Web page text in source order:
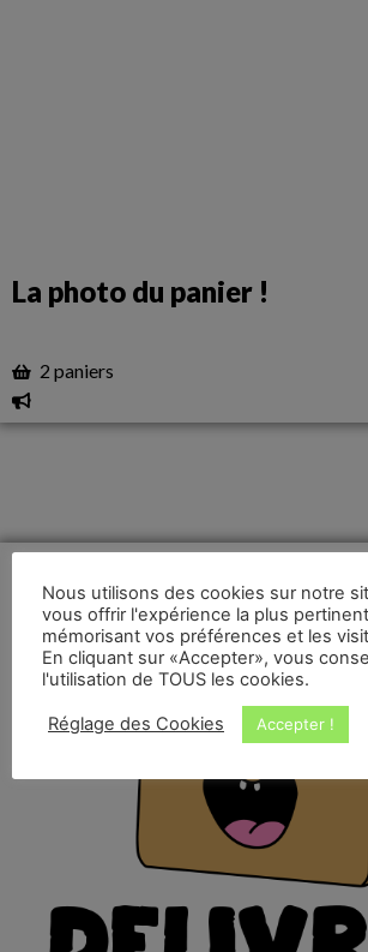
La photo du panier !
2 paniers
Nous utilisons des cookies sur notre
vous offrir l'expérience la plus
mémorisant vos préférences et les
En cliquant sur «Accepter», vous
l'utilisation de TOUS les cookies.
Réglage des Cookies Accepter !